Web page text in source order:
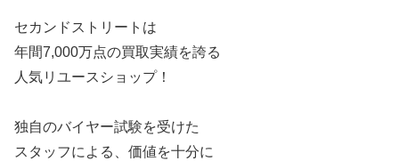
セカンドストリートは
年間7,000万点の買取実績を誇る
人気リユースショップ！
独自のバイヤー試験を受けた
スタッフによる、価値を十分に